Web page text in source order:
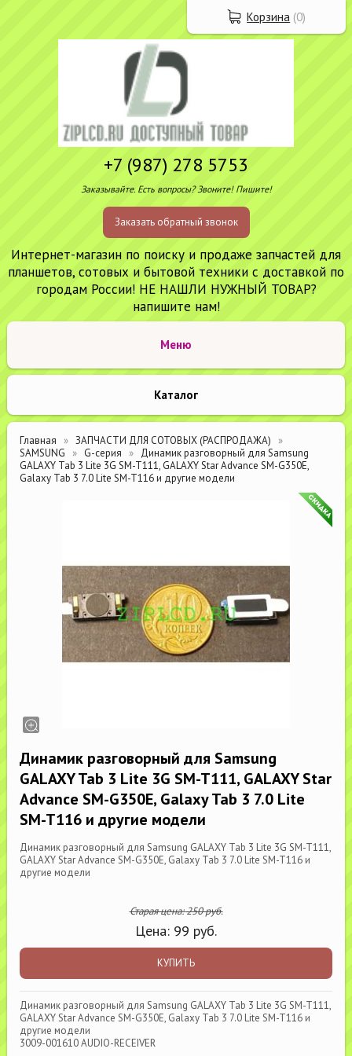
+7 (987) 278 5753
Заказывайте. Есть вопросы? Звоните! Пишите!
Заказать обратный звонок
Интернет-магазин по поиску и продаже запчастей для
планшетов, сотовых и бытовой техники с доставкой по
городам России! НЕ НАШЛИ НУЖНЫЙ ТОВАР?
напишите нам!
Каталог
Главная
ЗАПЧАСТИ ДЛЯ СОТОВЫХ (РАСПРОДАЖА)
SAMSUNG
G-серия
Динамик разговорный для Samsung
GALAXY Tab 3 Lite 3G SM-T111, GALAXY Star Advance SM-G350E,
Galaxy Tab 3 7.0 Lite SM-T116 и другие модели
Динамик разговорный для Samsung
GALAXY Tab 3 Lite 3G SM-T111, GALAXY Star
Advance SM-G350E, Galaxy Tab 3 7.0 Lite
SM-T116 и другие модели
Динамик разговорный для Samsung GALAXY Tab 3 Lite 3G SM-T111,
GALAXY Star Advance SM-G350E, Galaxy Tab 3 7.0 Lite SM-T116 и
другие модели
Старая цена:250руб.
Цена: 99 руб.
КУПИТЬ
Динамик разговорный для Samsung GALAXY Tab 3 Lite 3G SM-T111,
GALAXY Star Advance SM-G350E, Galaxy Tab 3 7.0 Lite SM-T116 и
другие модели
3009-001610 AUDIO-RECEIVER
Корзина (0)